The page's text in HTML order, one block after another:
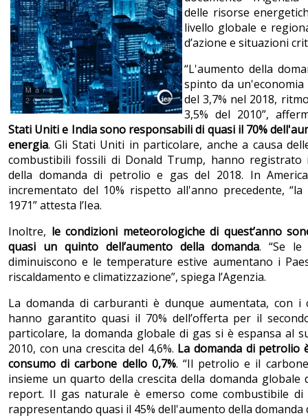
delle risorse
livello globale e
d’azione e situazioni
“L'aumento della
spinto da
del 3,7% nel 2018,
3,5% del 2010”,
Stati Uniti e India sono responsabili di quasi il 70%
energia. Gli Stati Uniti in particolare, anche a causa
combustibili fossili di Donald Trump, hanno
della domanda di petrolio e gas del 2018. In
incrementato del 10% rispetto all'anno precedente,
1971” attesta l’Iea.
Inoltre, le condizioni meteorologiche di quest’anno
quasi un quinto dell’aumento della domanda. “Se le
diminuiscono e le temperature estive aumentano i
riscaldamento e climatizzazione”, spiega l’Agenzia.
La domanda di carburanti è dunque aumentata, con i
hanno garantito quasi il 70% dell’offerta per il
particolare, la domanda globale di gas si è espansa al
2010, con una crescita del 4,6%. La domanda di petrolio
consumo di carbone dello 0,7%. “Il petrolio e il
insieme un quarto della crescita della domanda globale
report. Il gas naturale è emerso come combustibile di
rappresentando quasi il 45% dell'aumento della